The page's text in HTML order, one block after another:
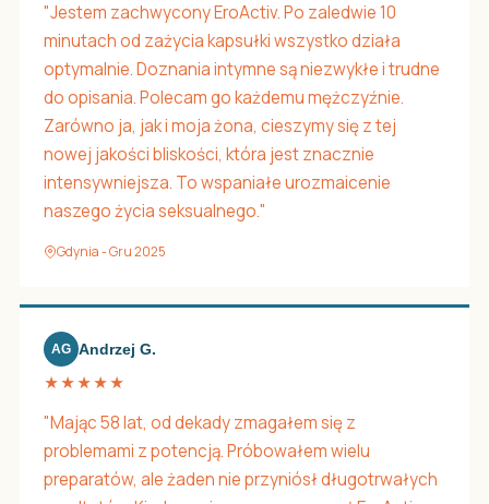
"Jestem zachwycony EroActiv. Po zaledwie 10
minutach od zażycia kapsułki wszystko działa
optymalnie. Doznania intymne są niezwykłe i trudne
do opisania. Polecam go każdemu mężczyźnie.
Zarówno ja, jak i moja żona, cieszymy się z tej
nowej jakości bliskości, która jest znacznie
intensywniejsza. To wspaniałe urozmaicenie
naszego życia seksualnego."
Gdynia - Gru 2025
AG Andrzej G.
★★★★★
"Mając 58 lat, od dekady zmagałem się z
problemami z potencją. Próbowałem wielu
preparatów, ale żaden nie przyniósł długotrwałych